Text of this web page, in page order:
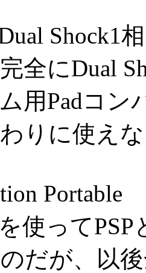
Shock1相
にDual
用Padコ
りに使え
Portable
ってPSP
だが、以